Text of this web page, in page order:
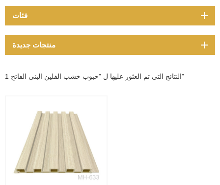
1 النتائج التي تم العثور عليها ل "حبوب خشب الفلين البني الفاتح"
فئات
منتجات جديدة